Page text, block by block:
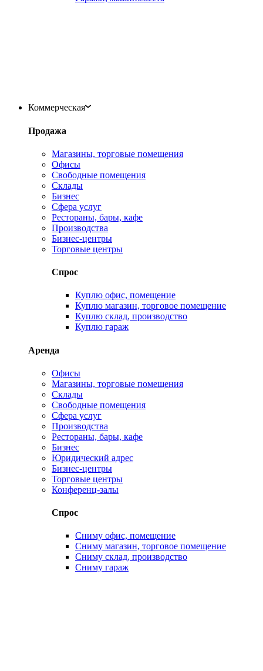
Коммерческая
Продажа
Магазины, торговые помещения
Офисы
Свободные помещения
Склады
Бизнес
Сфера услуг
Рестораны, бары, кафе
Производства
Бизнес-центры
Торговые центры
Спрос
Куплю офис, помещение
Куплю магазин, торговое помещение
Куплю склад, производство
Куплю гараж
Аренда
Офисы
Магазины, торговые помещения
Склады
Свободные помещения
Сфера услуг
Производства
Рестораны, бары, кафе
Бизнес
Юридический адрес
Бизнес-центры
Торговые центры
Конференц-залы
Спрос
Сниму офис, помещение
Сниму магазин, торговое помещение
Сниму склад, производство
Сниму гараж